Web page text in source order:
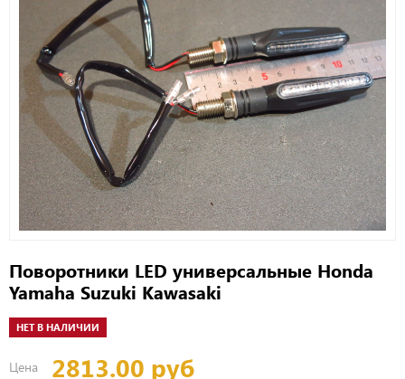
Поворотники LED универсальные Honda
Yamaha Suzuki Kawasaki
НЕТ В НАЛИЧИИ
Цена 2813.00 руб